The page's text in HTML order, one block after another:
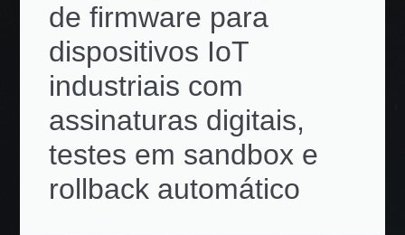
de firmware para
dispositivos IoT
industriais com
assinaturas digitais,
testes em sandbox e
rollback automático